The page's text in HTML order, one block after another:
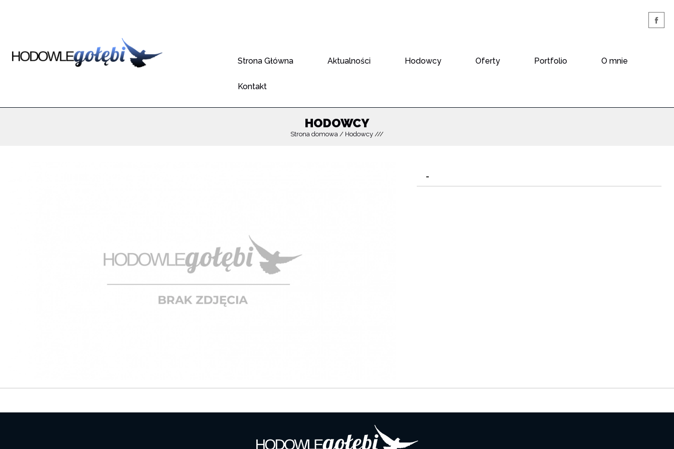
Strona Główna Aktualności Hodowcy Oferty Portfolio O mnie
Kontakt
HODOWCY
Strona domowa Hodowcy
-